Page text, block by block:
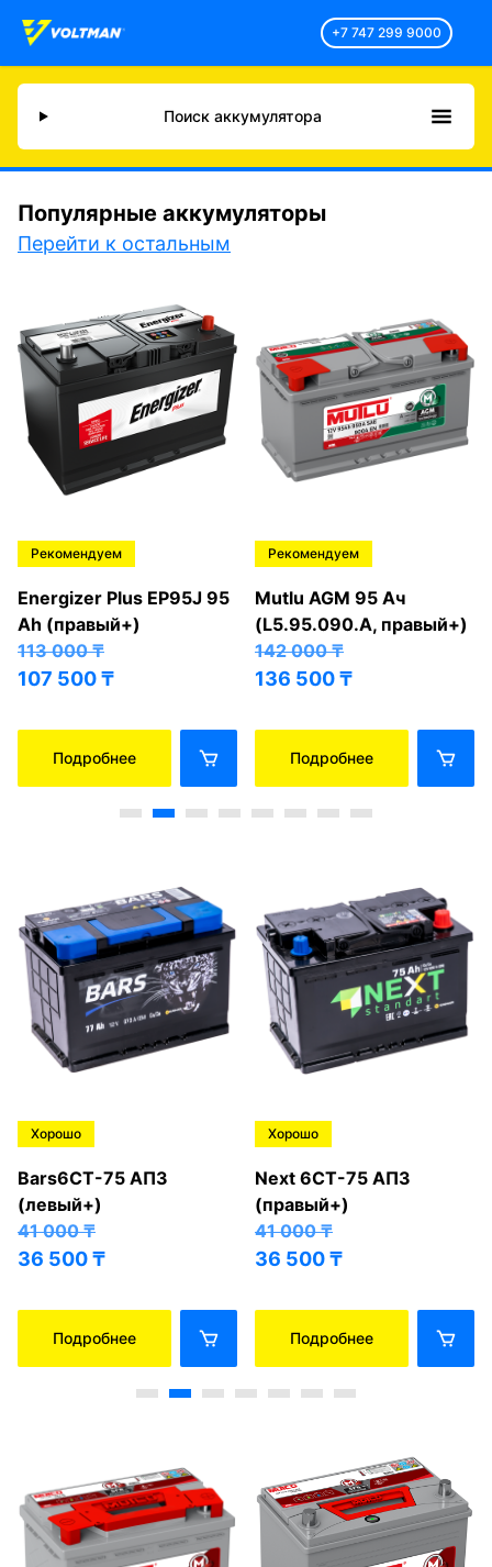
+7 747 299 9000
Поиск аккумулятора
Популярные аккумуляторы
Перейти к остальным
Рекомендуем
Energizer Plus EP95J 95
Ah (правый+)
113 000₸
107 500₸
Подробнее
Рекомендуем
Mutlu AGM 95 Ач
(L5.95.090.A, правый+)
142 000₸
136 500₸
Подробнее
Хорошо
Bars6СТ-75 АПЗ
(левый+)
41 000₸
36 500₸
Подробнее
Хорошо
Next 6СТ-75 АПЗ
(правый+)
41 000₸
36 500₸
Подробнее